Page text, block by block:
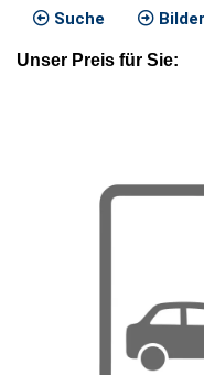
Suche Bilder
Unser Preis für Sie: